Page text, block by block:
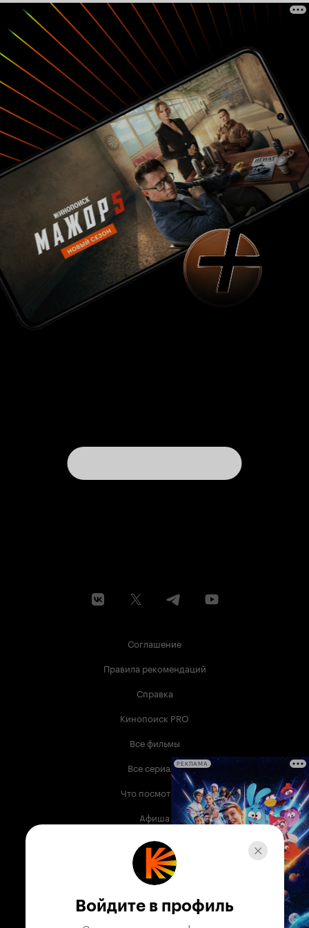
проще угодить.
Соглашение
Правила рекомендаций
Справка
Кинопоиск PRO
Все фильмы
Все сериалы
Что посмотреть
Афиша
Музыка
Телепрограмма
Служба поддержки
РЕКЛАМА
Войдите в профиль